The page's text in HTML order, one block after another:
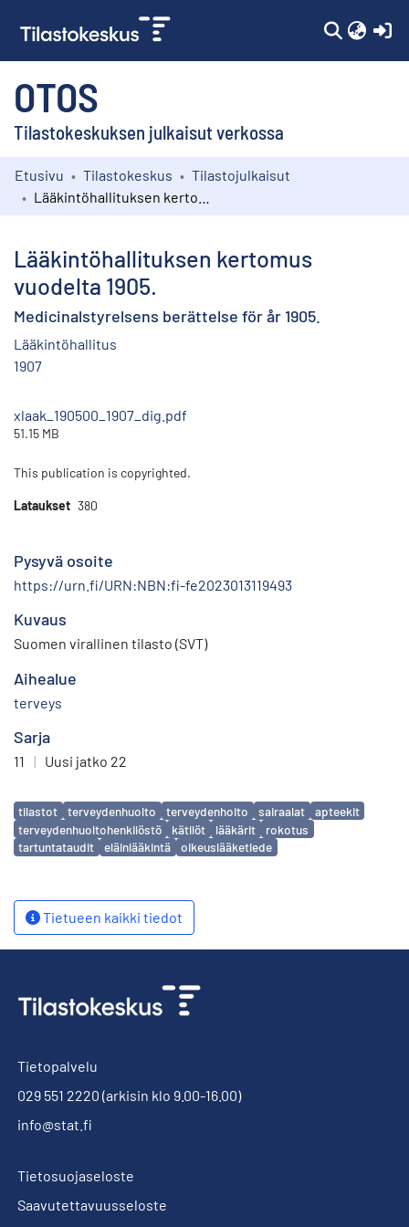
OTOS
Tilastokeskuksen julkaisut verkossa
Kokoelmat
Etusivu Tilastokeskus
Tilastojulkaisut
Lääkintöhallituksen kertomus
vuodelta 1905.
Medicinalstyrelsens berättelse för år 1905.
Lääkintöhallitus
1907
xlaak_190500_1907_dig.pdf
51.15 MB
This publication is copyrighted.
Lataukset 380
Pysyvä osoite
https://urn.fi/URN:NBN:fi-fe2023013119493
Kuvaus
Suomen virallinen tilasto (SVT)
Aihealue
terveys
Sarja
11 | Uusi jatko 22
Avainsanat
tilastot terveydenhuolto terveydenhoito sairaalat
apteekit
terveydenhuoltohenkilöstö
kätilöt lääkärit
rokotus
tartuntataudit
eläinlääkintä oikeuslääketiede
Tietueen kaikki tiedot
Tietopalvelu
029 551 2220 (arkisin klo 9.00-16.00)
info@stat.fi
Tietosuojaseloste
Saavutettavuusseloste